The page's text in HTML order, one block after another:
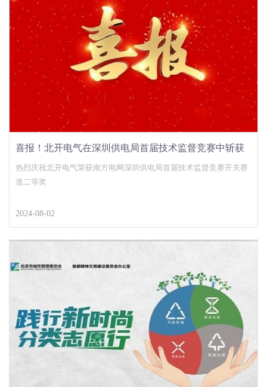
喜报！北开电气在深圳供电局首届技术监督竞赛中斩获
佳绩！
热烈庆祝北开电气荣获南方电网深圳供电局首届技术监督竞赛开关赛
道二等奖
2024-08-02